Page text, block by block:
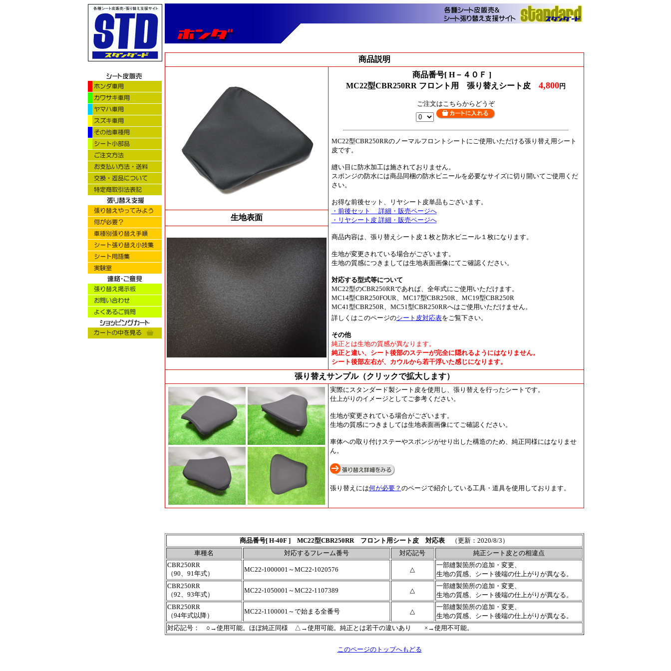
商品説明
商品番号[ H－４０Ｆ ]
MC22型CBR250RR フロント用 張り替えシート皮 4,800円
ご注文はこちらからどうぞ
MC22型CBR250RRのノーマルフロントシートにご使用いただける張り替え用シート
皮です。
縫い目に防水加工は施されておりません。
スポンジの防水には商品同梱の防水ビニールを必要なサイズに切り開いてご使用くだ
さい。
お得な前後セット、リヤシート皮単品もございます。
・前後セット 詳細・販売ページへ
・リヤシート皮 詳細・販売ページへ
商品内容は、張り替えシート皮１枚と防水ビニール１枚になります。
生地が変更されている場合がございます。
生地の質感につきましては生地表面画像にてご確認ください。
対応する型式等について
MC22型のCBR250RRであれば、全年式にご使用いただけます。
MC14型CBR250FOUR、MC17型CBR250R、MC19型CBR250R
MC41型CBR250R、MC51型CBR250RRへはご使用いただけません。
詳しくはこのページのシート皮対応表をご覧下さい。
その他
純正とは生地の質感が異なります。
純正と違い、シート後部のステーが完全に隠れるようにはなりません。
シート後部左右が、カウルから若干浮いた感じになります。
生地表面
張り替えサンプル（クリックで拡大します）
実際にスタンダード製シート皮を使用し、張り替えを行ったシートです。
仕上がりのイメージとしてご参考ください。
生地が変更されている場合がございます。
生地の質感につきましては生地表面画像にてご確認ください。
車体への取り付けステーやスポンジがせり出した構造のため、純正同様にはなりませ
ん。
張り替えには何が必要？ のページで紹介している工具・道具を使用しております。
商品番号[ H-40F ] MC22型CBR250RR フロント用シート皮 対応表
（更新：2020/8/3）
車種名
対応するフレーム番号 対応記号
純正シート皮との相違点
CBR250RR
（90、91年式）
MC22-1000001～MC22-1020576 △
一部縫製箇所の追加・変更、
生地の質感、シート後端の仕上がりが異なる。
CBR250RR
（92、93年式）
MC22-1050001～MC22-1107389 △
一部縫製箇所の追加・変更、
生地の質感、シート後端の仕上がりが異なる。
CBR250RR
（94年式以降）
MC22-1100001～で始まる全番号 △
一部縫製箇所の追加・変更、
生地の質感、シート後端の仕上がりが異なる。
対応記号： ○→使用可能。ほぼ純正同様 △→使用可能。純正とは若干の違いあり ×→使用不可能。
このページのトップへもどる